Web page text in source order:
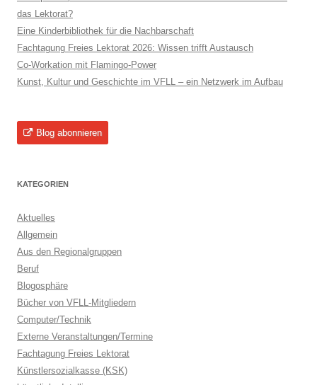
das Lektorat?
Eine Kinderbibliothek für die Nachbarschaft
Fachtagung Freies Lektorat 2026: Wissen trifft Austausch
Co-Workation mit Flamingo-Power
Kunst, Kultur und Geschichte im VFLL – ein Netzwerk im Aufbau
Blog abonnieren
KATEGORIEN
Aktuelles
Allgemein
Aus den Regionalgruppen
Beruf
Blogosphäre
Bücher von VFLL-Mitgliedern
Computer/Technik
Externe Veranstaltungen/Termine
Fachtagung Freies Lektorat
Künstlersozialkasse (KSK)